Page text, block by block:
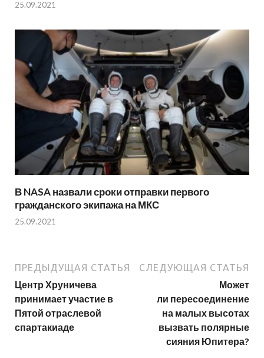
25.09.2021
В NASA назвали сроки отправки первого
гражданского экипажа на МКС
25.09.2021
ПРЕДЫДУЩАЯ СТАТЬЯ
Центр Хруничева
принимает участие в
Пятой отраслевой
спартакиаде
СЛЕДУЮЩАЯ СТАТЬЯ
Может
ли пересоединение
на малых высотах
вызвать полярные
сияния Юпитера?